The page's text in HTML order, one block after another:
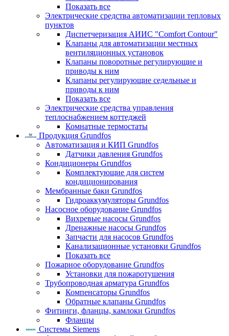
Показать все
Электрические средства автоматизации тепловых
пунктов
Диспетчеризация АИИС "Comfort Contour"
Клапаны для автоматизации местных
вентиляционных установок
Клапаны поворотные регулирующие и
приводы к ним
Клапаны регулирующие седельные и
приводы к ним
Показать все
Электрические средства управления
теплоснабжением коттеджей
Комнатные термостаты
Продукция Grundfos
Автоматизация и КИП Grundfos
Датчики давления Grundfos
Кондиционеры Grundfos
Комплектующие для систем
кондиционирования
Мембранные баки Grundfos
Гидроаккумуляторы Grundfos
Насосное оборудование Grundfos
Вихревые насосы Grundfos
Дренажные насосы Grundfos
Запчасти для насосов Grundfos
Канализационные установки Grundfos
Показать все
Пожарное оборудование Grundfos
Установки для пожаротушения
Трубопроводная арматура Grundfos
Компенсаторы Grundfos
Обратные клапаны Grundfos
Фитинги, фланцы, камлоки Grundfos
Фланцы
Системы Siemens